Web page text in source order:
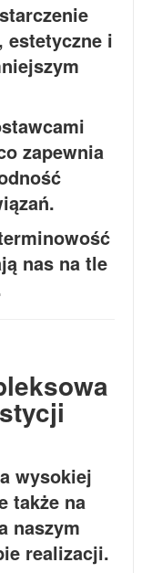
estetyczne i
zapewnia
nas na tle
wysokiej
także na
naszym
realizacji.